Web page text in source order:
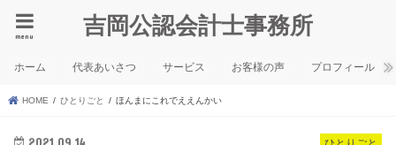
吉岡公認会計士事務所
menu
ホーム 代表あいさつ サービス お客様の声 プロフィール
HOME ひとりごと ほんまにこれでええんかい
2021.09.14